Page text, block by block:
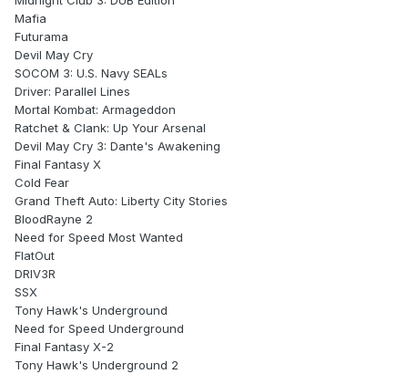
Mafia
Futurama
Devil May Cry
SOCOM 3: U.S. Navy SEALs
Driver: Parallel Lines
Mortal Kombat: Armageddon
Ratchet & Clank: Up Your Arsenal
Devil May Cry 3: Dante's Awakening
Final Fantasy X
Cold Fear
Grand Theft Auto: Liberty City Stories
BloodRayne 2
Need for Speed Most Wanted
FlatOut
DRIV3R
SSX
Tony Hawk's Underground
Need for Speed Underground
Final Fantasy X-2
Tony Hawk's Underground 2